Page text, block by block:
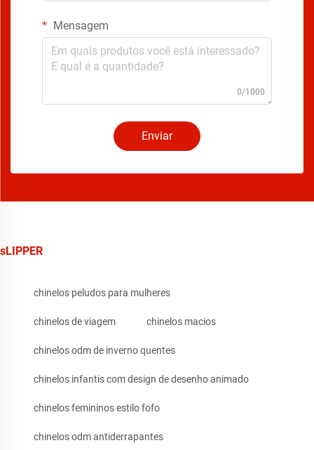
Mensagem
0/1000
Enviar
sLIPPER
chinelos peludos para mulheres
chinelos de viagem chinelos macios
chinelos odm de inverno quentes
chinelos infantis com design de desenho animado
chinelos femininos estilo fofo
chinelos odm antiderrapantes